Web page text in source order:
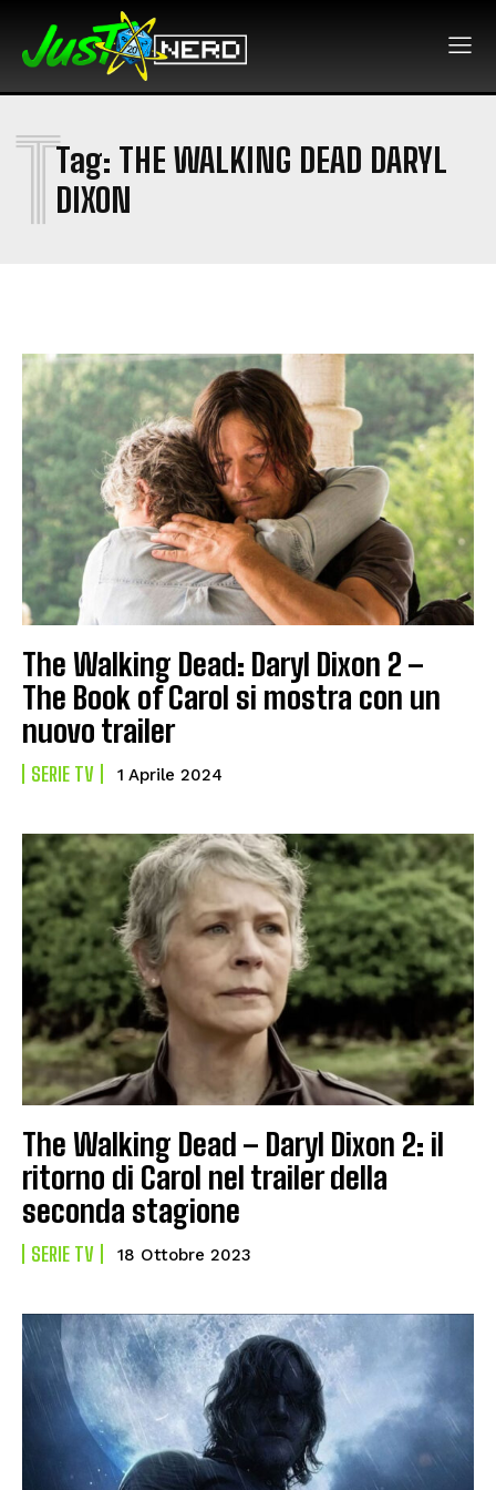
Tag: THE WALKING DEAD DARYL
DIXON
T
The Walking Dead: Daryl Dixon 2 –
The Book of Carol si mostra con un
nuovo trailer
SERIE TV 1 Aprile 2024
The Walking Dead – Daryl Dixon 2: il
ritorno di Carol nel trailer della
seconda stagione
SERIE TV 18 Ottobre 2023